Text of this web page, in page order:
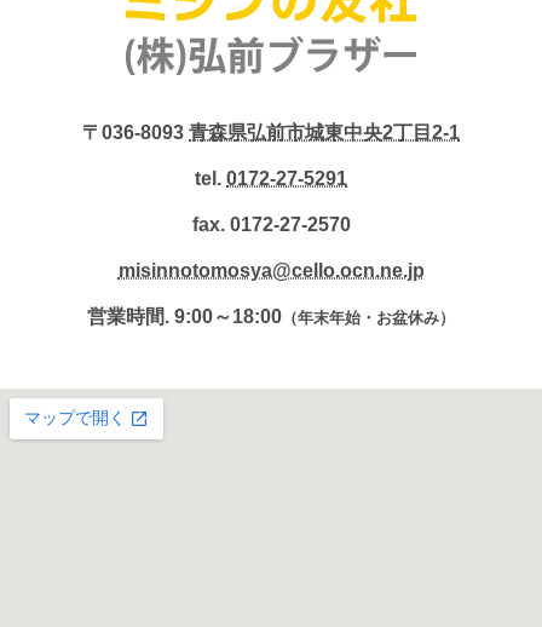
〒036-8093 青森県弘前市城東中央2丁目2-1
tel. 0172-27-5291
fax. 0172-27-2570
misinnotomosya@cello.ocn.ne.jp
営業時間. 9:00～18:00 （年末年始・お盆休み）